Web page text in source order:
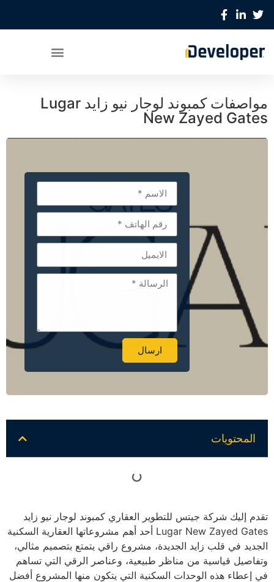
مواصفات كمبوند لوجار نيو زايد Lugar
New Zayed Gates
ارسال
Alternative:
المحتويات
تقدم إليك شركة جيتس للتطوير العقاري كمبوند لوجار نيو زايد
Lugar New Zayed Gates أحد أهم مشروعاتها العقارية السكنية
الجديد في قلب زايد الجديدة، مشروع راقي يتمتع بتصميم مثالي،
وتفاصيل قياسية من مناظر طبيعية، وعناصر الرقي التي تساهم
في إعطاء هذه الوحدات السكنية التي يتكون منها المشروع أفضل